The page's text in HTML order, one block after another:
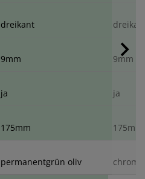
dreikant
9mm 9mm
ja ja
175mm 175mm
permanentgrün oliv